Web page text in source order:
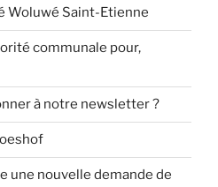
Woluwé Saint-Etienne
communale pour,
à notre newsletter ?
une nouvelle demande de